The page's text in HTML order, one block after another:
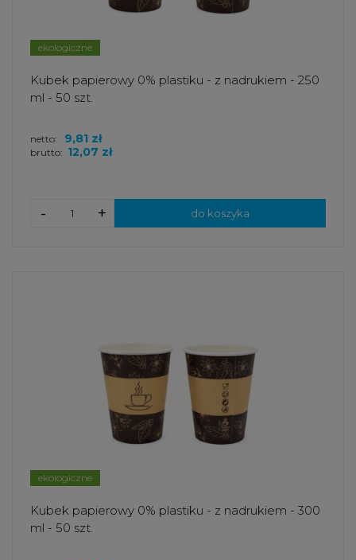
ekologiczne
Kubek papierowy 0% plastiku - z nadrukiem - 250
ml - 50 szt.
brutto: 12,07 zł
netto: 9,81 zł
+
- do koszyka
ekologiczne
Kubek papierowy 0% plastiku - z nadrukiem - 300
ml - 50 szt.